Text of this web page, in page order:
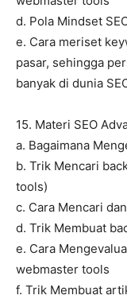
d. Pola Mindset
e. Cara meriset
pasar, sehingga
banyak di dunia
15. Materi SEO
a. Bagaimana
b. Trik Mencari
tools)
c. Cara Mencari
d. Trik Membuat
e. Cara
webmaster tools
f. Trik Membuat